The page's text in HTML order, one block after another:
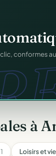
conformes
vos
adhésions
à
Loisirs et